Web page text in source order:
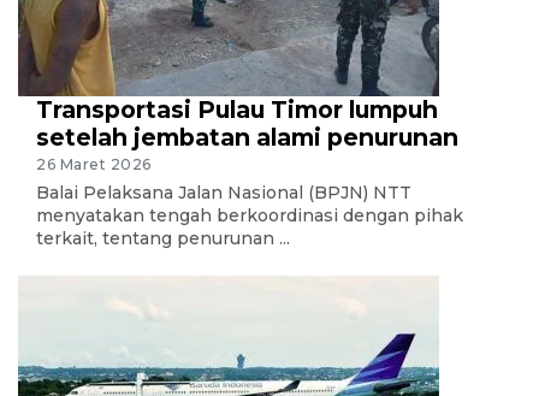
Transportasi Pulau Timor lumpuh
setelah jembatan alami penurunan
26 Maret 2026
Balai Pelaksana Jalan Nasional (BPJN) NTT
menyatakan tengah berkoordinasi dengan pihak
terkait, tentang penurunan ...